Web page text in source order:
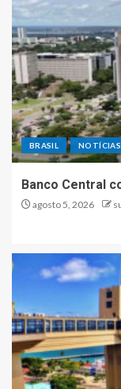
BRASIL NOTÍCIAS
Banco Central
agosto 5, 2026